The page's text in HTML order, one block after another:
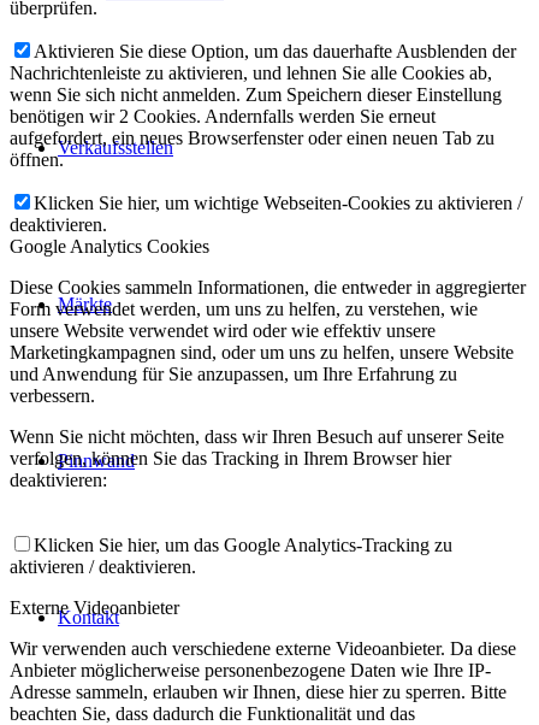
Verkaufsstellen
Märkte
Pinnwand
Kontakt
überprüfen.
Aktivieren Sie diese Option, um das dauerhafte Ausblenden der
Nachrichtenleiste zu aktivieren, und lehnen Sie alle Cookies ab,
wenn Sie sich nicht anmelden. Zum Speichern dieser Einstellung
benötigen wir 2 Cookies. Andernfalls werden Sie erneut
aufgefordert, ein neues Browserfenster oder einen neuen Tab zu
öffnen.
Klicken Sie hier, um wichtige Webseiten-Cookies zu aktivieren /
deaktivieren.
Google Analytics Cookies
Diese Cookies sammeln Informationen, die entweder in aggregierter
Form verwendet werden, um uns zu helfen, zu verstehen, wie
unsere Website verwendet wird oder wie effektiv unsere
Marketingkampagnen sind, oder um uns zu helfen, unsere Website
und Anwendung für Sie anzupassen, um Ihre Erfahrung zu
verbessern.
Wenn Sie nicht möchten, dass wir Ihren Besuch auf unserer Seite
verfolgen, können Sie das Tracking in Ihrem Browser hier
deaktivieren:
Klicken Sie hier, um das Google Analytics-Tracking zu
aktivieren / deaktivieren.
Externe Videoanbieter
Wir verwenden auch verschiedene externe Videoanbieter. Da diese
Anbieter möglicherweise personenbezogene Daten wie Ihre IP-
Adresse sammeln, erlauben wir Ihnen, diese hier zu sperren. Bitte
beachten Sie, dass dadurch die Funktionalität und das